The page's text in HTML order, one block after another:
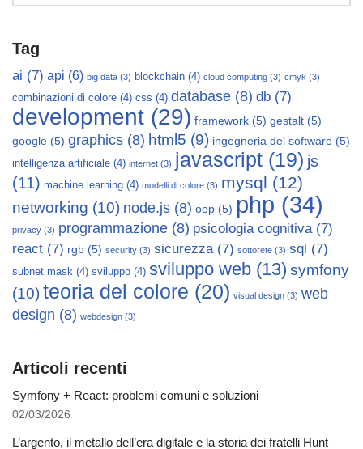
Tag
ai (7) api (6) big data (3) blockchain (4) cloud computing (3) cmyk (3)
combinazioni di colore (4) css (4) database (8) db (7)
development (29) framework (5) gestalt (5)
google (5) graphics (8) html5 (9) ingegneria del software (5)
intelligenza artificiale (4) internet (3) javascript (19) js
(11) machine learning (4) modelli di colore (3) mysql (12)
networking (10) node.js (8) oop (5) php (34)
privacy (3) programmazione (8) psicologia cognitiva(7)
react (7) rgb (5) security (3) sicurezza(7) sottorete (3) sql (7)
subnet mask (4) sviluppo (4) sviluppo web (13) symfony
(10)teoria del colore (20) visual design (3) web
design (8) webdesign (3)
Articoli recenti
Symfony + React: problemi comuni e soluzioni
02/03/2026
L’argento, il metallo dell’era digitale e la storia dei fratelli Hunt